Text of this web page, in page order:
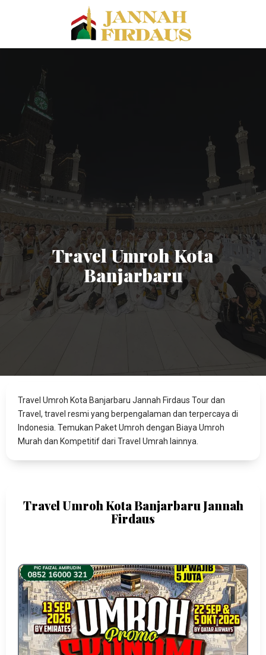
Travel Umroh Kota
Banjarbaru
Travel Umroh Kota Banjarbaru Jannah Firdaus Tour dan
Travel, travel resmi yang berpengalaman dan terpercaya di
Indonesia. Temukan Paket Umroh dengan Biaya Umroh
Murah dan Kompetitif dari Travel Umrah lainnya.
Travel Umroh Kota Banjarbaru Jannah
Firdaus